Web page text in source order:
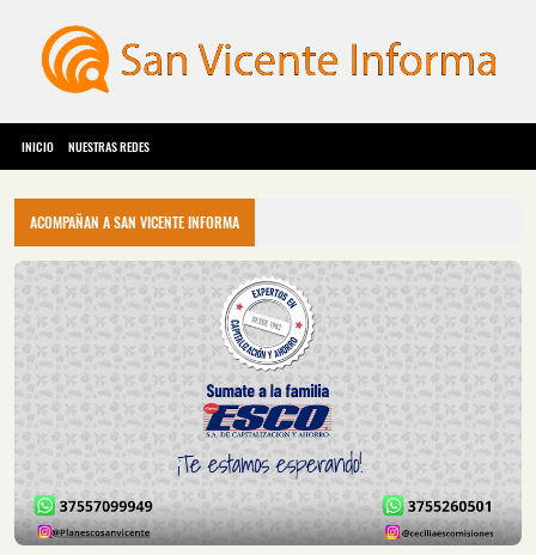
INICIO NUESTRAS REDES
ACOMPAÑAN A SAN VICENTE INFORMA